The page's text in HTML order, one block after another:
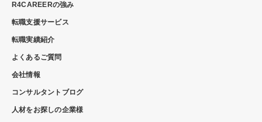
R4CAREERの強み
転職支援サービス
転職実績紹介
よくあるご質問
会社情報
コンサルタントブログ
人材をお探しの企業様